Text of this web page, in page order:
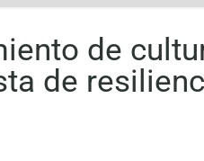
de
de